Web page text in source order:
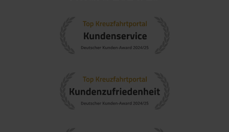
: Die Donau erstreckt sich durch verschiedene
Länder und erfüllt eine Vielzahl von Sehenswürdigkeiten
Städte, von Frankfurt bisWürzburg. Hier können Sie die
Kultur und Geschichte verschiedener Regionen erleben.
: Die Saar bietet eine wunderschöne Flusslandschaft
Region ist besonders für ihre kulinarischen Erlebnisse